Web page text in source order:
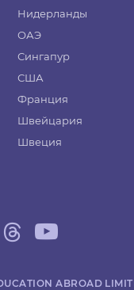
Нидерланды
ОАЭ
Сингапур
США
Франция
Швейцария
Швеция
ABROAD